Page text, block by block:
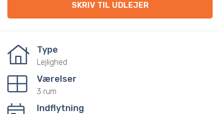
SKRIV TIL UDLEJER
Type
Lejlighed
Værelser
3 rum
Indflytning